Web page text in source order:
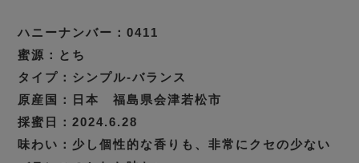
ハニーナンバー：0411
蜜源：とち
タイプ：シンプル‐バランス
原産国：日本 福島県会津若松市
採蜜日：2024.6.28
味わい：少し個性的な香りも、非常にクセの少ない